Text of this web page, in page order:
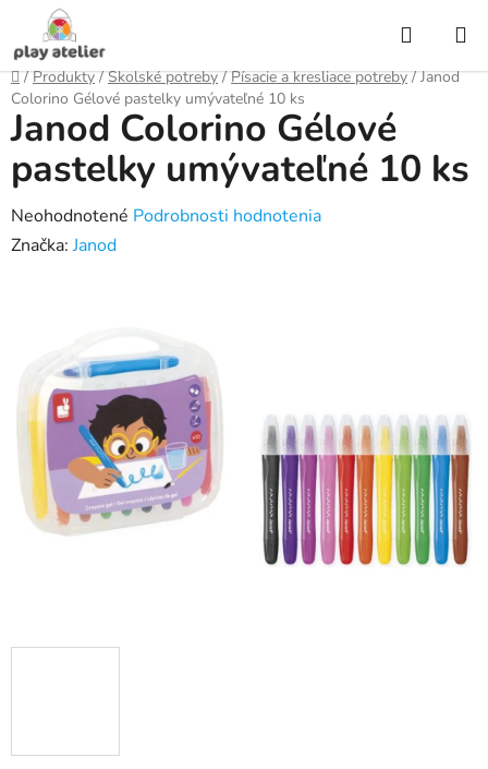
obsah
Hľadať
Domov
/ Produkty / Školské potreby / Písacie a kresliace potreby / Janod
Colorino Gélové pastelky umývateľné 10 ks
Janod Colorino Gélové
pastelky umývateľné 10 ks
Priemerné
hodnotenie
hviezdičiek.
Neohodnotené Podrobnosti hodnotenia
Značka: Janod